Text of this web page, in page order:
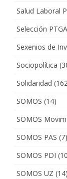
Salud Laboral
Selección
Sexenios de
Sociopolítica
Solidaridad
SOMOS (14)
SOMOS
SOMOS PAS (7)
SOMOS PDI
SOMOS UZ (14)